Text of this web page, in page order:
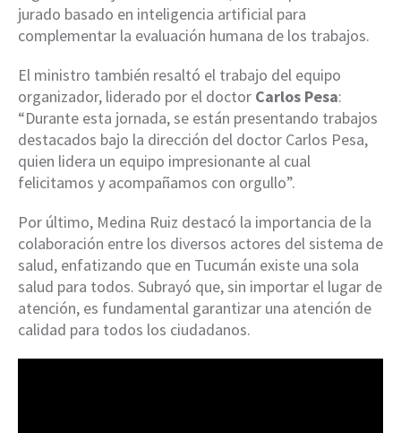
jurado basado en inteligencia artificial para
complementar la evaluación humana de los trabajos.
El ministro también resaltó el trabajo del equipo
organizador, liderado por el doctor Carlos Pesa:
“Durante esta jornada, se están presentando trabajos
destacados bajo la dirección del doctor Carlos Pesa,
quien lidera un equipo impresionante al cual
felicitamos y acompañamos con orgullo”.
Por último, Medina Ruiz destacó la importancia de la
colaboración entre los diversos actores del sistema de
salud, enfatizando que en Tucumán existe una sola
salud para todos. Subrayó que, sin importar el lugar de
atención, es fundamental garantizar una atención de
calidad para todos los ciudadanos.